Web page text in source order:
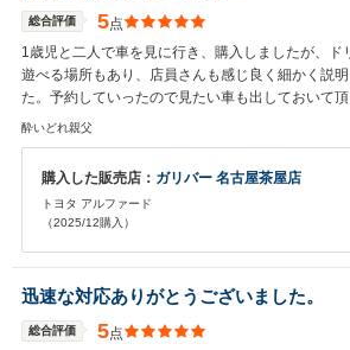
総合評価 5点
1歳児と二人で車を見に行き、購入しましたが、ド
遊べる場所もあり、店員さんも感じ良く細かく説
た。予約していったので見たい車も出しておいて頂
酔いどれ親父
購入した販売店： ガリバー 名古屋茶屋店
トヨタ アルファード
（2025/12購入）
迅速な対応ありがとうございました。
総合評価 5点